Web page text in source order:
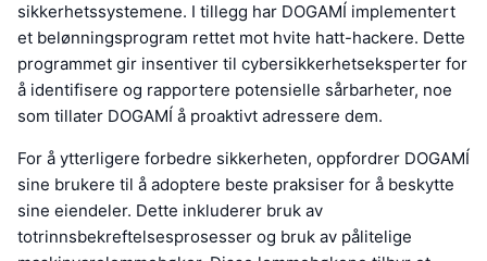
sikkerhetssystemene. I tillegg har DOGAMÍ implementert
et belønningsprogram rettet mot hvite hatt-hackere. Dette
programmet gir insentiver til cybersikkerhetseksperter for
å identifisere og rapportere potensielle sårbarheter, noe
som tillater DOGAMÍ å proaktivt adressere dem.
For å ytterligere forbedre sikkerheten, oppfordrer DOGAMÍ
sine brukere til å adoptere beste praksiser for å beskytte
sine eiendeler. Dette inkluderer bruk av
totrinnsbekreftelsesprosesser og bruk av pålitelige